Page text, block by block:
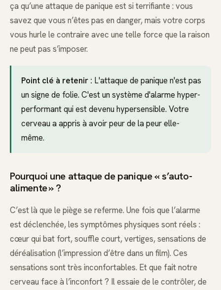
ça qu’une attaque de panique est si terrifiante : vous
savez que vous n’êtes pas en danger, mais votre corps
vous hurle le contraire avec une telle force que la raison
ne peut pas s’imposer.
Point clé à retenir : L'attaque de panique n'est pas
un signe de folie. C'est un système d'alarme hyper-
performant qui est devenu hypersensible. Votre
cerveau a appris à avoir peur de la peur elle-
même.
Pourquoi une attaque de panique « s’auto-
alimente » ?
C’est là que le piège se referme. Une fois que l’alarme
est déclenchée, les symptômes physiques sont réels :
cœur qui bat fort, souffle court, vertiges, sensations de
déréalisation (l’impression d’être dans un film). Ces
sensations sont très inconfortables. Et que fait notre
cerveau face à l’inconfort ? Il essaie de le contrôler, de